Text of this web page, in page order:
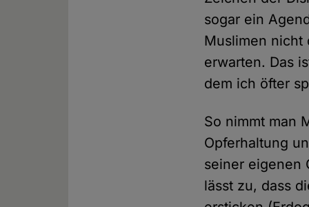
sogar ein
Muslimen nicht
erwarten. Das
dem ich öfter
So nimmt man
Opferhaltung
seiner eigenen
lässt zu, dass